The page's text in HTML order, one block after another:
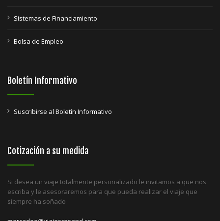
Sistemas de Financiamiento
Bolsa de Empleo
Boletín Informativo
Suscribirse al Boletín Informativo
Cotización a su medida
Si desea un viaje totalmente personalizado le invitamos a que nos
escriba y le asesoraremos para que pueda realizar el viaje que
siempre ha soñado